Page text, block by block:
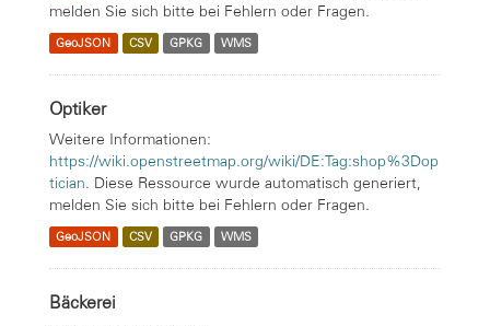
melden Sie sich bitte bei Fehlern oder Fragen.
GeoJSON CSV GPKG WMS
Optiker
Weitere Informationen:
https://wiki.openstreetmap.org/wiki/DE:Tag:shop%3Dop
tician. Diese Ressource wurde automatisch generiert,
melden Sie sich bitte bei Fehlern oder Fragen.
GeoJSON CSV GPKG WMS
Bäckerei